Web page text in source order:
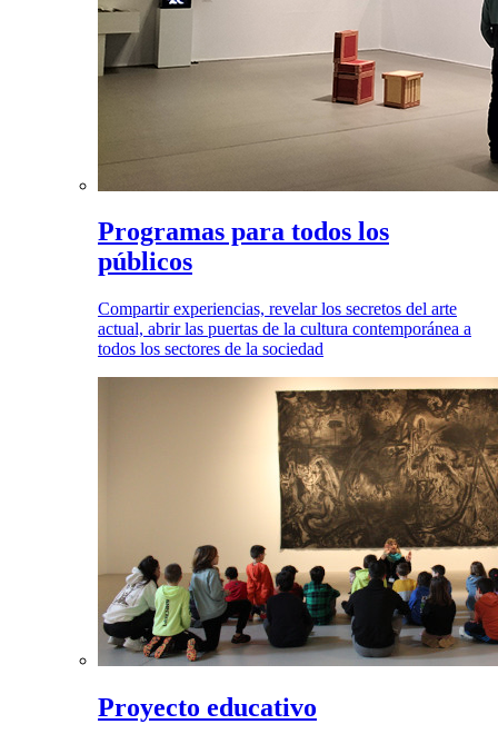
Programas para todos los
públicos
Compartir experiencias, revelar los secretos del arte
actual, abrir las puertas de la cultura contemporánea a
todos los sectores de la sociedad
Proyecto educativo